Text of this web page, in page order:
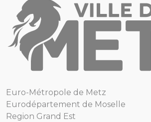
Euro-Métropole de Metz
Eurodépartement de Moselle
Region Grand Est